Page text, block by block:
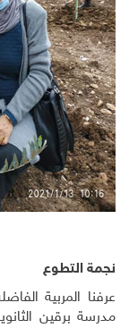
نجمة التطوع
عرفنا المربية
مدرسة برقين